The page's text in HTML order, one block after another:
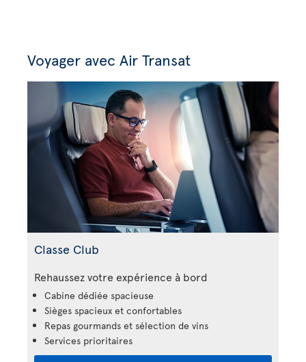
Voyager avec Air Transat
Classe Club
Rehaussez votre expérience à bord
Cabine dédiée spacieuse
Sièges spacieux et confortables
Repas gourmands et sélection de vins
Services prioritaires